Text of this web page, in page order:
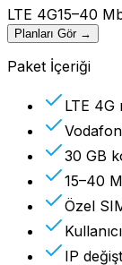
LTE 4G15–40
Planları Gör →
Paket İçeriği
LTE 4G
30 GB
15–40
Özel
IP